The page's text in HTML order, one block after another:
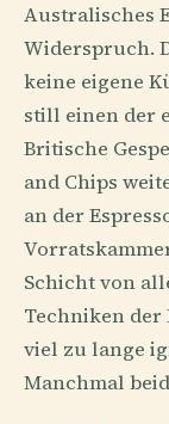
Australisches
Widerspruch.
keine eigene
still einen der
Britische
and Chips
an der
Schicht von
Techniken der
viel zu lange
Manchmal